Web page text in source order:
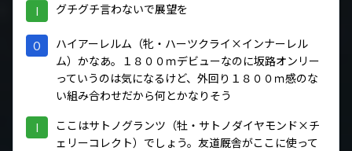
I グチグチ言わないで展望を
O
ハイアーレルム（牝・ハーツクライ×インナーレル
ム）かなあ。１８００ｍデビューなのに坂路オンリー
っていうのは気になるけど、外回り１８００ｍ感のな
い組み合わせだから何とかなりそう
I
ここはサトノグランツ（牡・サトノダイヤモンド×チ
ェリーコレクト）でしょう。友道厩舎がここに使って